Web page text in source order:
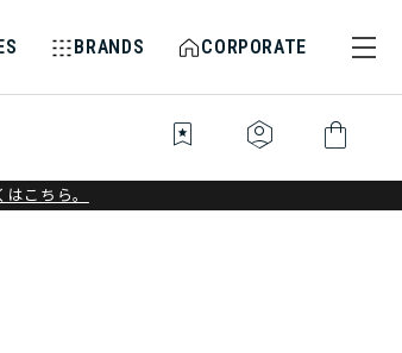
BRANDS CORPORATE
bookmark_star identity_platform shopping_bag
こちら。